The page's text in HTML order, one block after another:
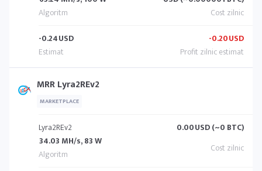
-0.24USD -0.20USD
MRR Lyra2REv2
MARKETPLACE
Lyra2REv2
34.03 MH/s, 83 W
0.00USD (~0 BTC)